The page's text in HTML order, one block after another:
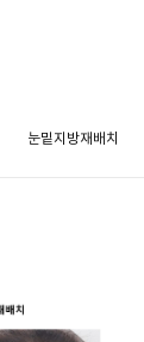
눈밑지방재배치